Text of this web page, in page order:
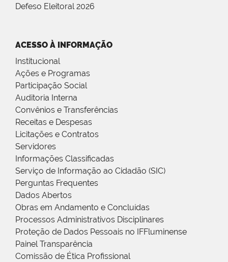
Defeso Eleitoral 2026
ACESSO À INFORMAÇÃO
Institucional
Ações e Programas
Participação Social
Auditoria Interna
Convênios e Transferências
Receitas e Despesas
Licitações e Contratos
Servidores
Informações Classificadas
Serviço de Informação ao Cidadão (SIC)
Perguntas Frequentes
Dados Abertos
Obras em Andamento e Concluídas
Processos Administrativos Disciplinares
Proteção de Dados Pessoais no IFFluminense
Painel Transparência
Comissão de Ética Profissional